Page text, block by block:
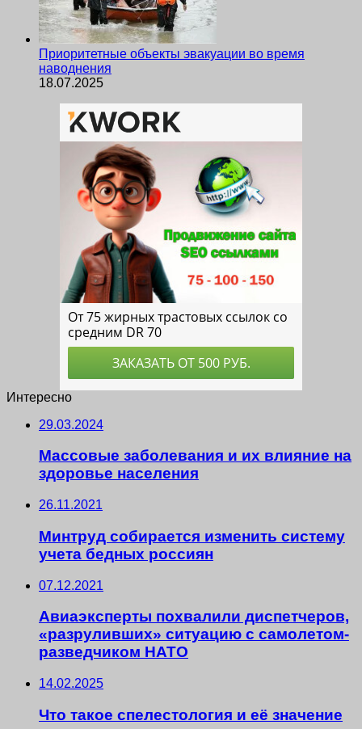
Приоритетные объекты эвакуации во время
наводнения
18.07.2025
Интересно
29.03.2024
Массовые заболевания и их влияние на
здоровье населения
26.11.2021
Минтруд собирается изменить систему
учета бедных россиян
07.12.2021
Авиаэксперты похвалили диспетчеров,
«разруливших» ситуацию с самолетом-
разведчиком НАТО
14.02.2025
Что такое спелестология и её значение